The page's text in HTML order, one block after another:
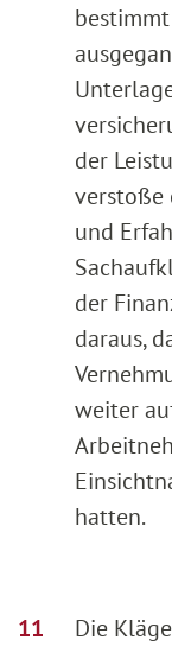
der
verstoße
und
der
daraus,
weiter
hatten.
Die